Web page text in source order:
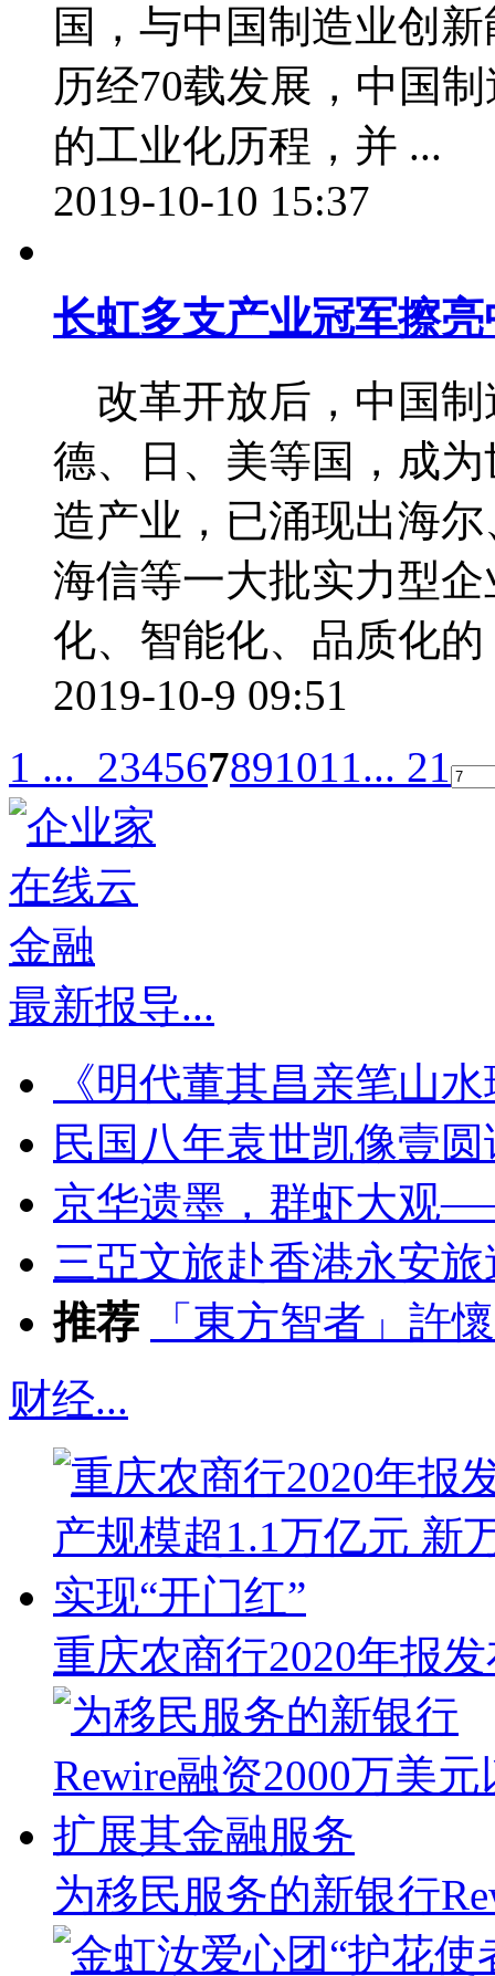
国，与中国制造业创
历经70载发展，中国
的工业化历程，并 ...
2019-10-10 15:37
长虹多支产业冠军擦
改革开放后，中国制
德、日、美等国，成
造产业，已涌现出海
海信等一大批实力型
化、智能化、品质化的
2019-10-9 09:51
1 ... 234567891011... 21
最新报导...
《明代董其昌亲笔山
民国八年袁世凯像壹
京华遗墨，群虾大观
三亞文旅赴香港永安
推荐
「東方智者」許
财经...
重庆农商行2020年报
为移民服务的新银行